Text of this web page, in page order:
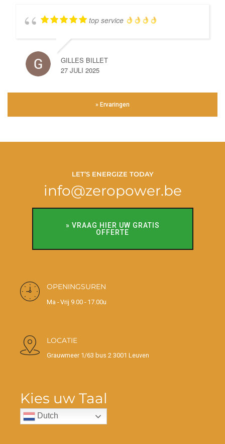
top service
GILLES BILLET
27 JULI 2025
» Ervaringen
LET’S ENERGIZE TODAY
info@zeropower.be
» VRAAG HIER UW GRATIS
OFFERTE
OPENINGSUREN
Ma - Vrij 9.00 - 17.00u
LOCATIE
Grauwmeer 1/63 bus 2 3001 Leuven
Kies uw Taal
Dutch